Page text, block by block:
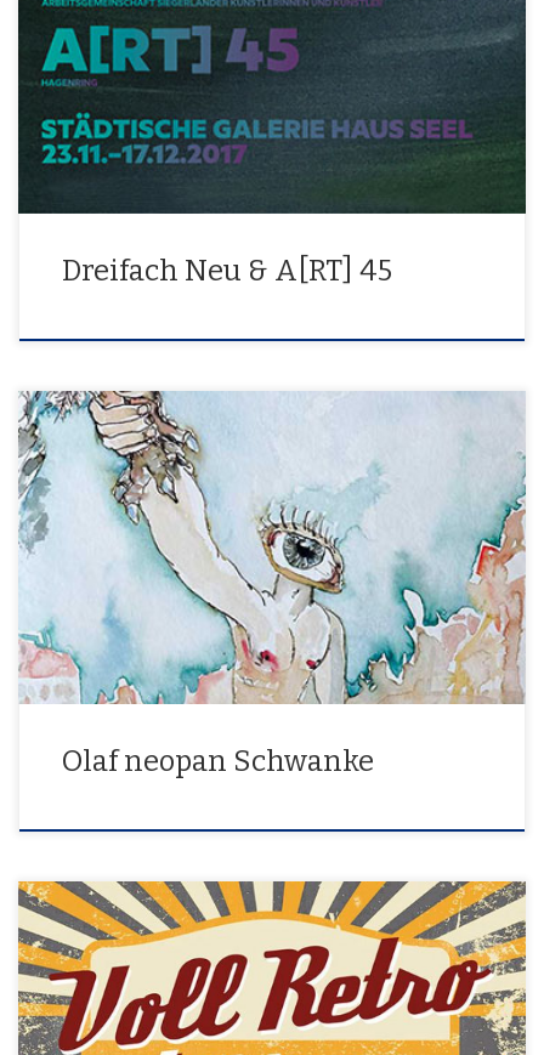
23. November bis 17. Dezember 2017
Dreifach Neu & A[RT] 45
bis dato GANYMEDES
Olaf neopan Schwanke
4. Mai – 28. Mai 2017